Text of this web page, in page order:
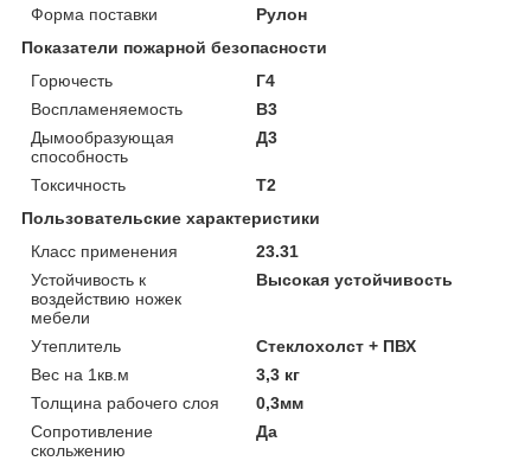
Форма поставки
Рулон
Показатели пожарной безопасности
Горючесть
Г4
Воспламеняемость
В3
Дымообразующая
способность
Д3
Токсичность
Т2
Пользовательские характеристики
Класс применения
23.31
Устойчивость к
воздействию ножек
мебели
Высокая устойчивость
Утеплитель
Стеклохолст + ПВХ
Вес на 1кв.м
3,3 кг
Толщина рабочего слоя
0,3мм
Сопротивление
скольжению
Да